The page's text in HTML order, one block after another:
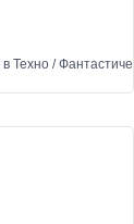
в Техно /